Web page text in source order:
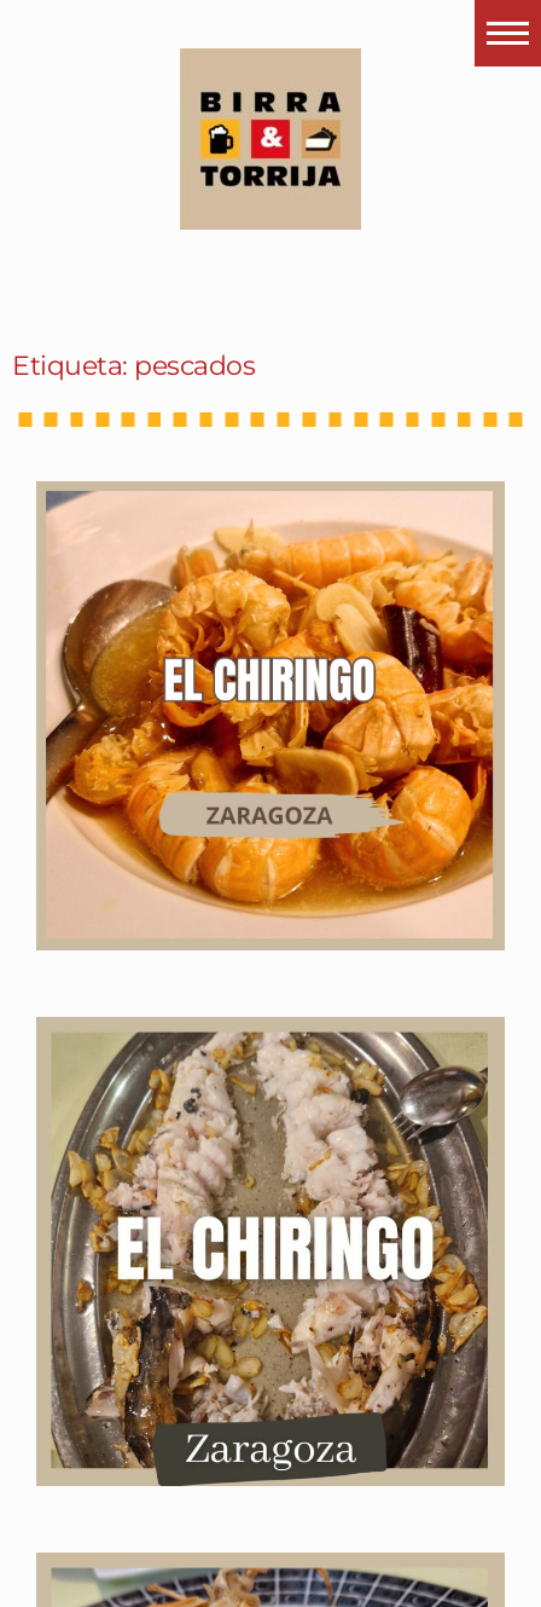
¿Esto que es pués?
Últimas visitas
Todos los garitos
Etiqueta: pescados